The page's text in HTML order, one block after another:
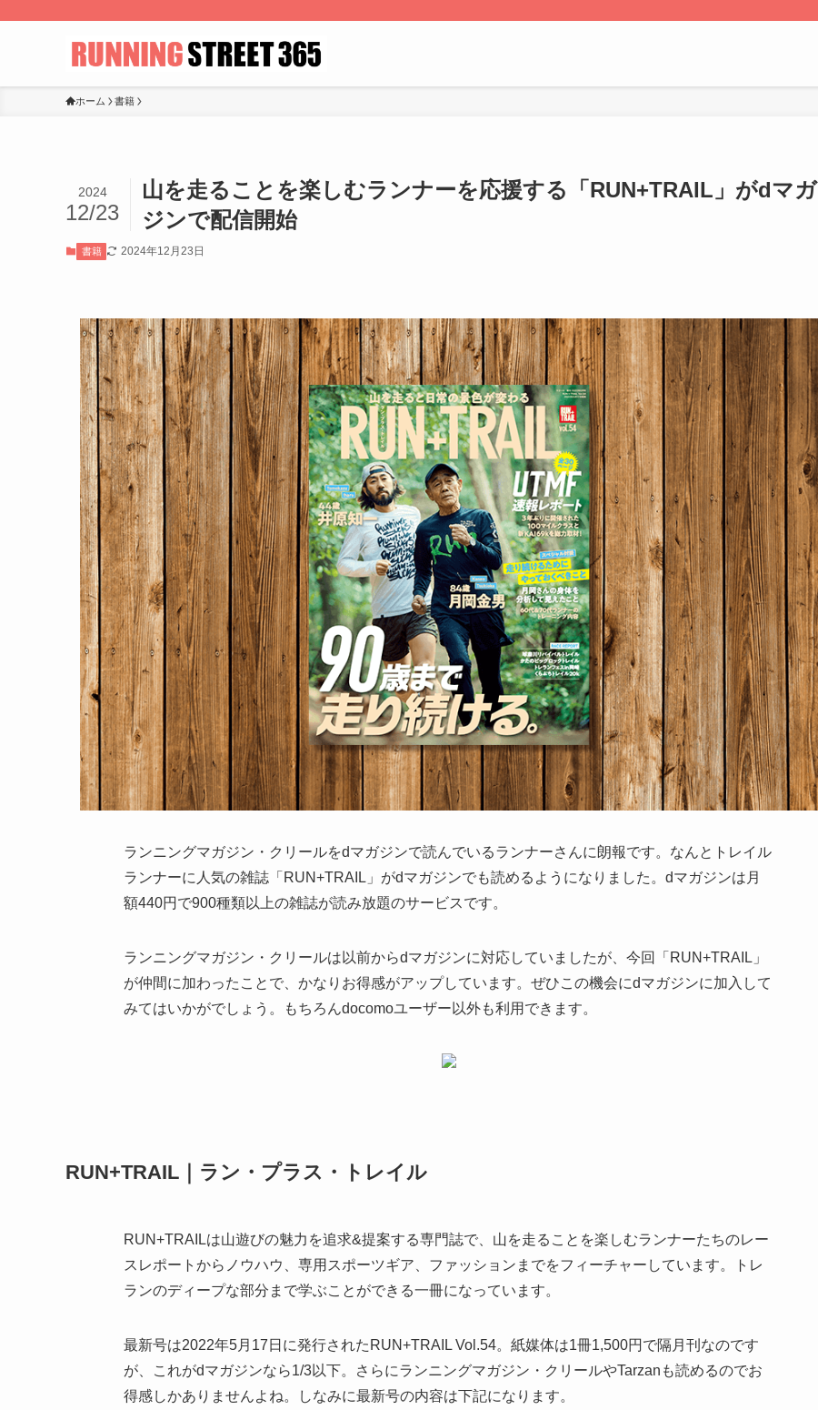
ホーム 書籍
山を走ることを楽しむランナーを応援する「RUN+TRAIL」がdマガ
ジンで配信開始
2024
12/23
書籍 2024年12月23日
ランニングマガジン・クリールをdマガジンで読んでいるランナーさんに朗報です。なんとトレイル
ランナーに人気の雑誌「RUN+TRAIL」がdマガジンでも読めるようになりました。dマガジンは月
額440円で900種類以上の雑誌が読み放題のサービスです。
ランニングマガジン・クリールは以前からdマガジンに対応していましたが、今回「RUN+TRAIL」
が仲間に加わったことで、かなりお得感がアップしています。ぜひこの機会にdマガジンに加入して
みてはいかがでしょう。もちろんdocomoユーザー以外も利用できます。
RUN+TRAIL｜ラン・プラス・トレイル
RUN+TRAILは山遊びの魅力を追求&提案する専門誌で、山を走ることを楽しむランナーたちのレー
スレポートからノウハウ、専用スポーツギア、ファッションまでをフィーチャーしています。トレ
ランのディープな部分まで学ぶことができる一冊になっています。
最新号は2022年5月17日に発行されたRUN+TRAIL Vol.54。紙媒体は1冊1,500円で隔月刊なのです
が、これがdマガジンなら1/3以下。さらにランニングマガジン・クリールやTarzanも読めるのでお
得感しかありませんよね。しなみに最新号の内容は下記になります。